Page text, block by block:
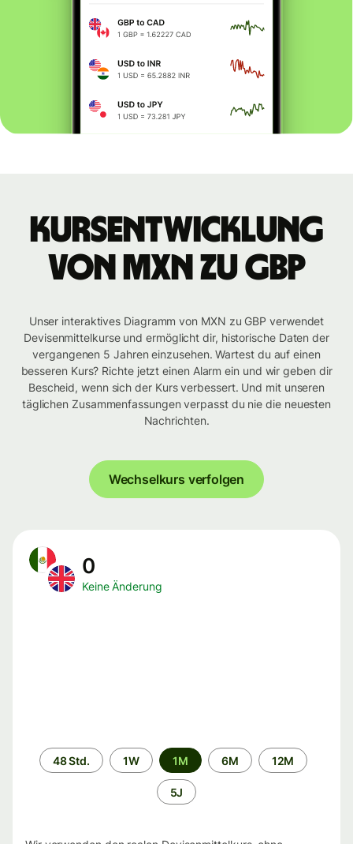
Kursentwicklung
von MXN zu GBP
Unser interaktives Diagramm von MXN zu GBP verwendet
Devisenmittelkurse und ermöglicht dir, historische Daten der
vergangenen 5 Jahren einzusehen. Wartest du auf einen
besseren Kurs? Richte jetzt einen Alarm ein und wir geben dir
Bescheid, wenn sich der Kurs verbessert. Und mit unseren
täglichen Zusammenfassungen verpasst du nie die neuesten
Nachrichten.
Wechselkurs verfolgen
0
Keine Änderung
Zeitraum
48 Std. 1W 1M 6M 12M
5J